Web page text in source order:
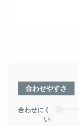
合わせやすさ
合わせにく
い